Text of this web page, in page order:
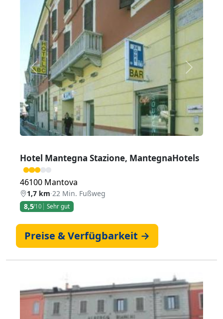
Zurück Weiter
Hotel Mantegna Stazione, MantegnaHotels
46100 Mantova
1,7 km·22 Min. Fußweg
8,5/10 Sehr gut
Preise & Verfügbarkeit →